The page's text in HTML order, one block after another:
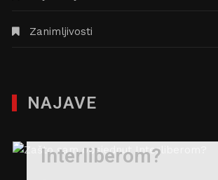
Zanimljivosti
NAJAVE
Interliberom?